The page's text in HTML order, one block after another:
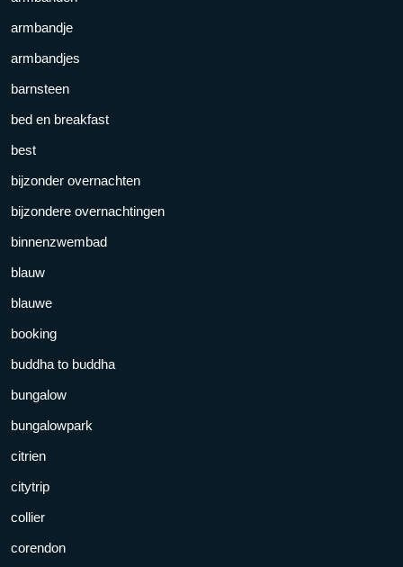
armbandje
armbandjes
barnsteen
bed en breakfast
best
bijzonder overnachten
bijzondere overnachtingen
binnenzwembad
blauw
blauwe
booking
buddha to buddha
bungalow
bungalowpark
citrien
citytrip
collier
corendon